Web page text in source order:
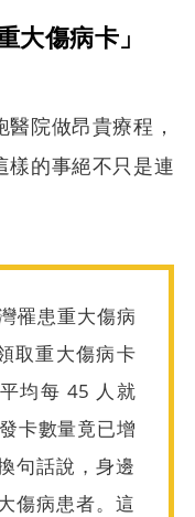
大傷病卡」
院做昂貴療程，
樣的事絕不只是連
罹患重大傷病
取重大傷病卡
均每 45 人就
卡數量竟已增
句話說，身邊
傷病患者。這